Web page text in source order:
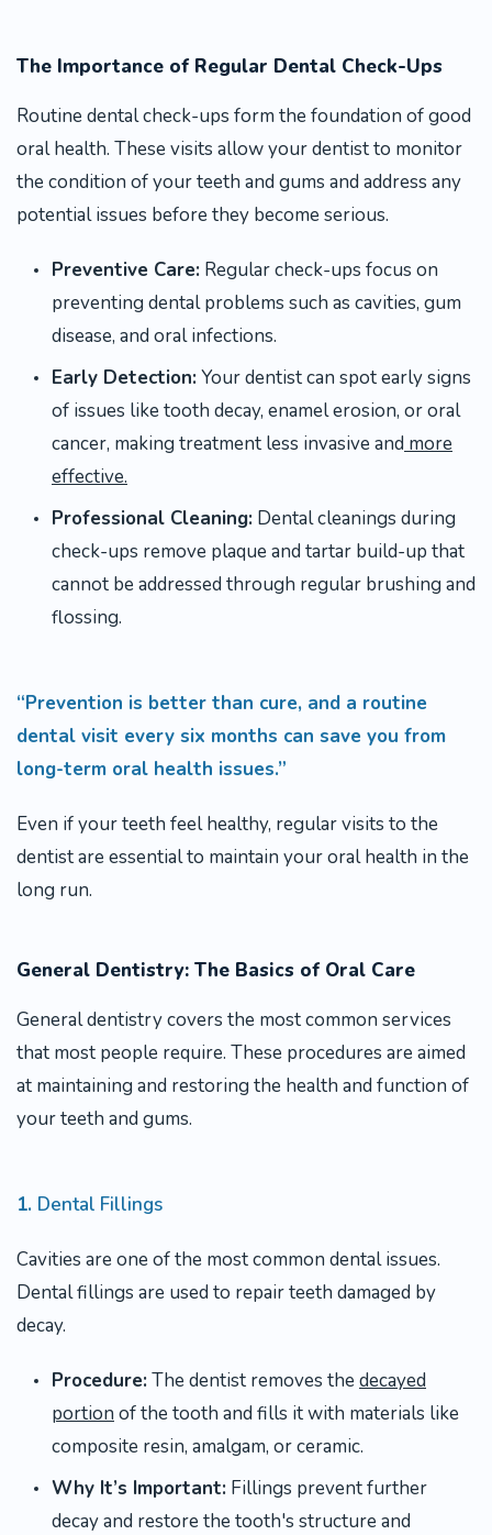
The Importance of Regular Dental Check-Ups
Routine dental check-ups form the foundation of good
oral health. These visits allow your dentist to monitor
the condition of your teeth and gums and address any
potential issues before they become serious.
Preventive Care: Regular check-ups focus on
preventing dental problems such as cavities, gum
disease, and oral infections.
Early Detection:Your dentist can spot early signs
of issues like tooth decay, enamel erosion, or oral
cancer, making treatment less invasive and more
effective.
Professional Cleaning: Dental cleanings during
check-ups remove plaque and tartar build-up that
cannot be addressed through regular brushing and
flossing.
“Prevention is better than cure, and a routine
dental visit every six months can save you from
long-term oral health issues.”
Even if your teeth feel healthy, regular visits to the
dentist are essential to maintain your oral health in the
long run.
General Dentistry: The Basics of Oral Care
General dentistry covers the most common services
that most people require. These procedures are aimed
at maintaining and restoring the health and function of
your teeth and gums.
1. Dental Fillings
Cavities are one of the most common dental issues.
Dental fillings are used to repair teeth damaged by
decay.
Procedure:The dentist removes the decayed
portion of the tooth and fills it with materials like
composite resin, amalgam, or ceramic.
Why It’s Important: Fillings prevent further
decay and restore the tooth's structure and